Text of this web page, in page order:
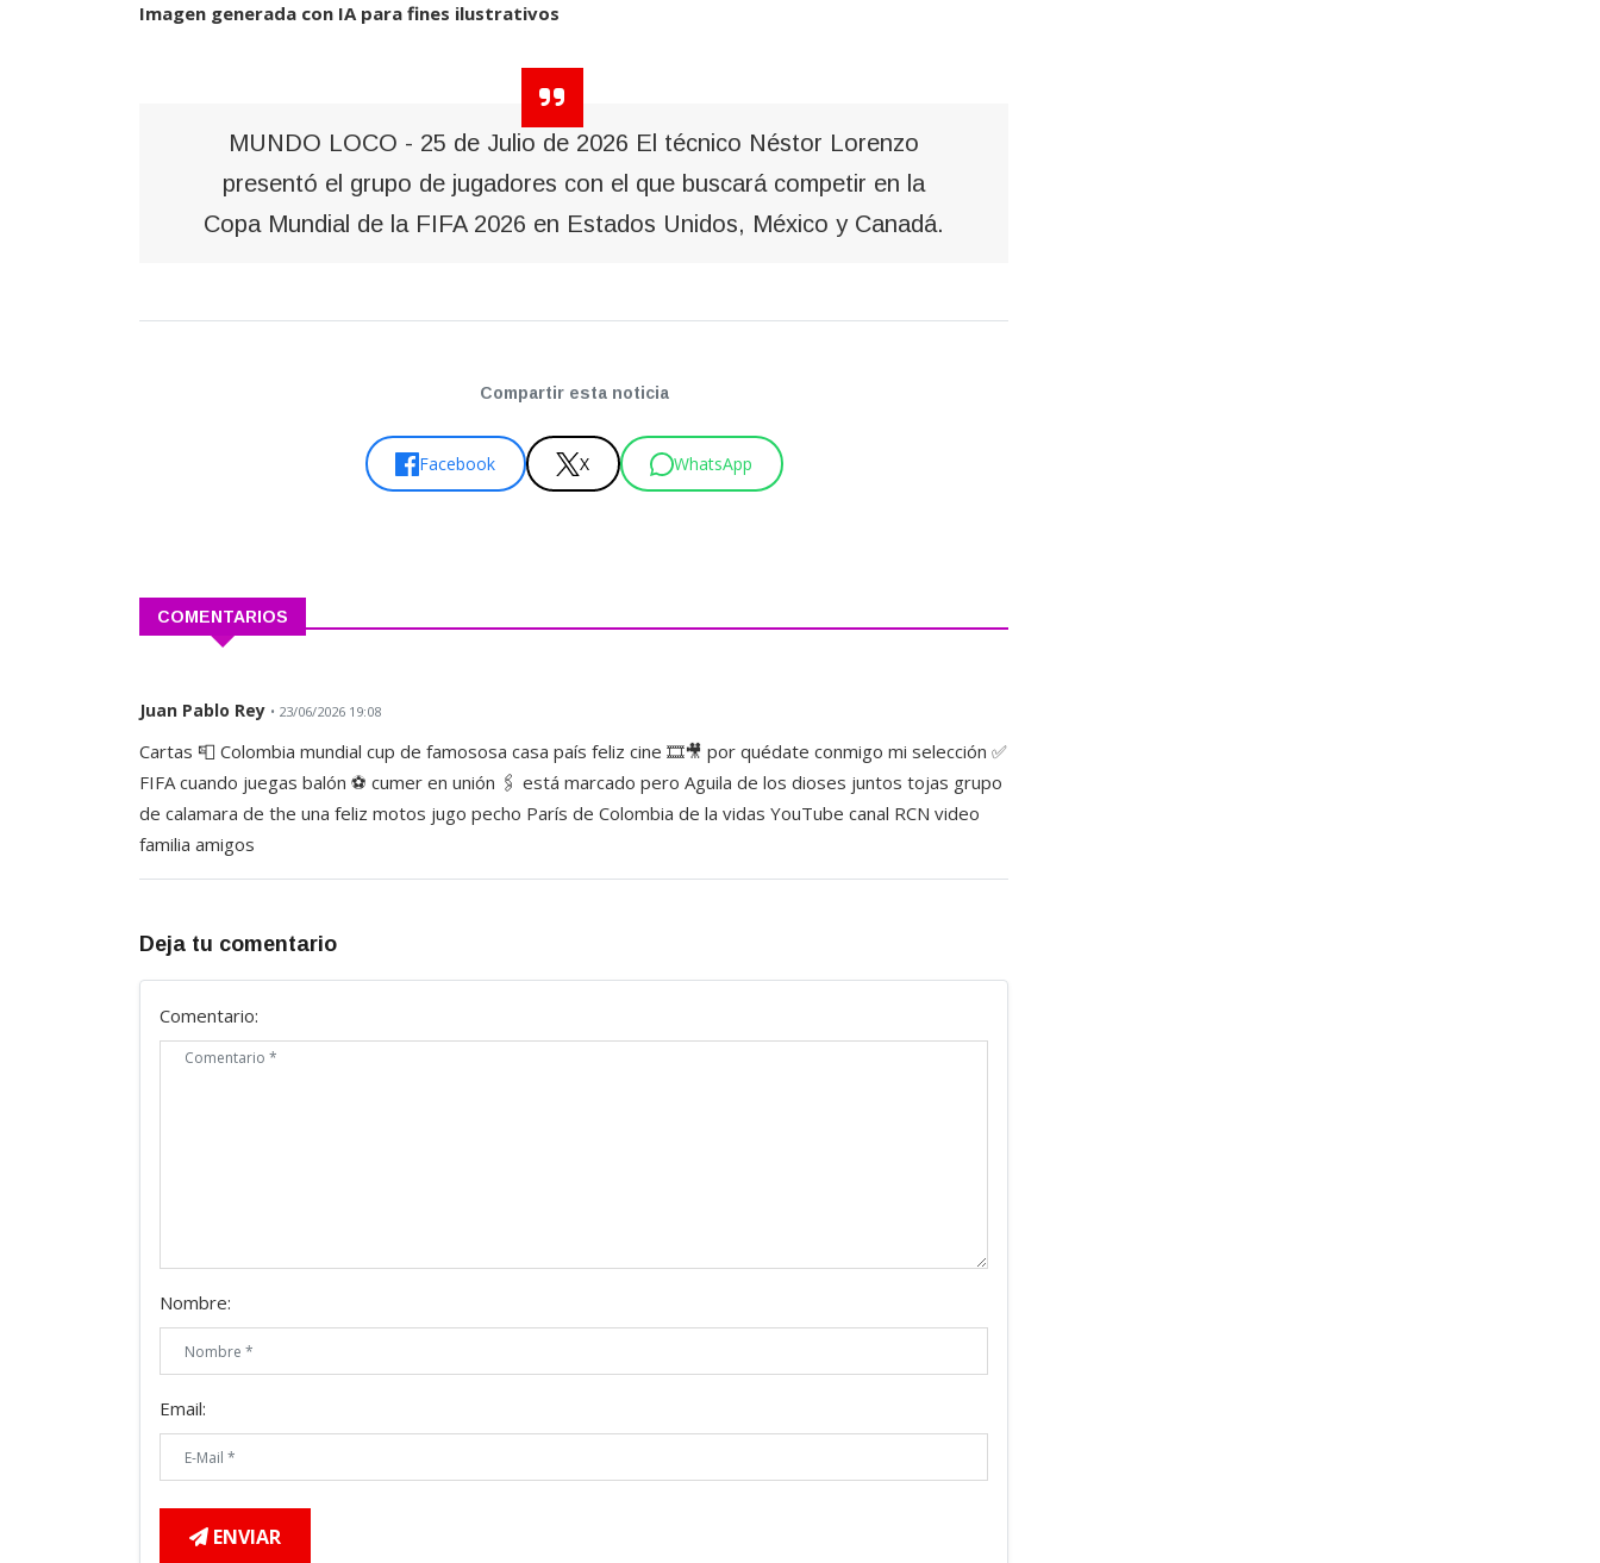
Imagen generada con IA para fines ilustrativos
MUNDO LOCO - 25 de Julio de 2026 El técnico Néstor Lorenzo
presentó el grupo de jugadores con el que buscará competir en la
Copa Mundial de la FIFA 2026 en Estados Unidos, México y Canadá.
Compartir esta noticia
Facebook X WhatsApp
COMENTARIOS
Juan Pablo Rey • 23/06/2026 19:08
Cartas 📮 Colombia mundial cup de famososa casa país feliz cine 🎞️🎥 por quédate conmigo mi selección ✅
FIFA cuando juegas balón ⚽ cumer en unión 🖇️ está marcado pero Aguila de los dioses juntos tojas grupo
de calamara de the una feliz motos jugo pecho París de Colombia de la vidas YouTube canal RCN video
familia amigos
Deja tu comentario
Comentario:
Nombre:
Email:
ENVIAR